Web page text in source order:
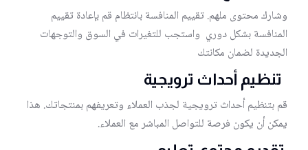
وشارك محتوى ملهم. تقييم المنافسة بانتظام قم بإعادة تقييم
المنافسة بشكل دوري واستجب للتغيرات في السوق والتوجهات
الجديدة لضمان مكانتك
تنظيم أحداث ترويجية
قم بتنظيم أحداث ترويجية لجذب العملاء وتعريفهم بمنتجاتك. هذا
يمكن أن يكون فرصة للتواصل المباشر مع العملاء.